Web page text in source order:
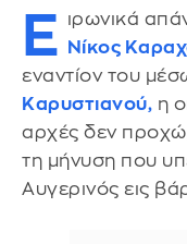
Ε ιρωνικά
Νίκος
εναντίον του
Καρυστιανού, η
αρχές δεν
τη μήνυση που
Αυγερινός εις